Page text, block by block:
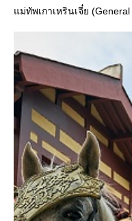
ม่ทัพเกาเหรินเจี๋ย